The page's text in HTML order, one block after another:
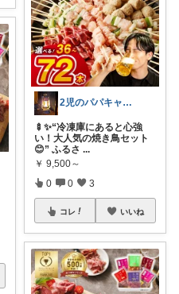
2児のパパキャンパー
🍢✨“冷凍庫にあると心強
い！大人気の焼き鳥セット
😊” ふるさ ...
￥ 9,500～
0 0 3
コレ いいね